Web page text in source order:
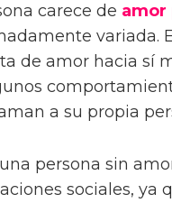
carece de amor
variada.
de amor hacia sí
a su propia
persona sin
sociales, ya